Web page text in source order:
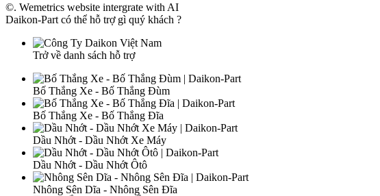
©. Wemetrics website intergrate with AI
Daikon-Part có thể hỗ trợ gì quý khách ?
Trở về danh sách hỗ trợ
Bố Thắng Xe - Bố Thắng Đùm
Bố Thắng Xe - Bố Thắng Đĩa
Dầu Nhớt - Dầu Nhớt Xe Máy
Dầu Nhớt - Dầu Nhớt Ôtô
Nhông Sên Dĩa - Nhông Sên Đĩa